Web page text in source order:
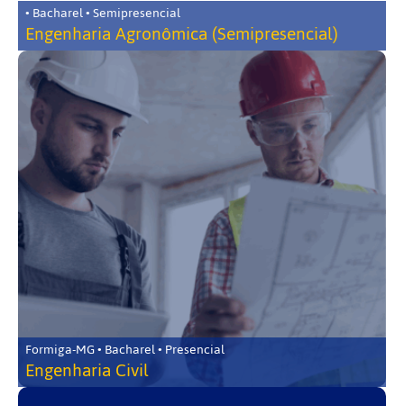
• Bacharel • Semipresencial
Engenharia Agronômica (Semipresencial)
Formiga-MG • Bacharel • Presencial
Engenharia Civil